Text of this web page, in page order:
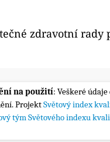
zdravotní rady
na použití: Veškeré
ProjektSvětový index
tým Světového indexu